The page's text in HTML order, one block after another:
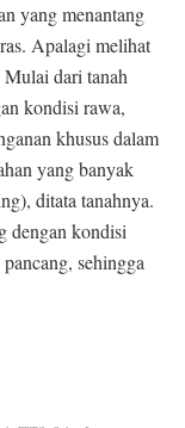
yang menantang
Apalagi melihat
dari tanah
kondisi rawa,
khusus dalam
yang banyak
ditata tanahnya.
dengan kondisi
sehingga